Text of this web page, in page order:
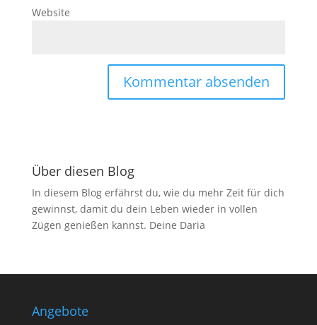
Website
Über diesen Blog
In diesem Blog erfährst du, wie du mehr Zeit für dich
gewinnst, damit du dein Leben wieder in vollen
Zügen genießen kannst. Deine Daria
Angebote